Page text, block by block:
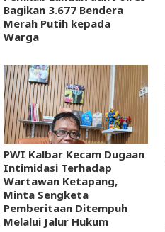
Bagikan 3.677 Bendera
Merah Putih kepada
Warga
PWI Kalbar Kecam Dugaan
Intimidasi Terhadap
Wartawan Ketapang,
Minta Sengketa
Pemberitaan Ditempuh
Melalui Jalur Hukum